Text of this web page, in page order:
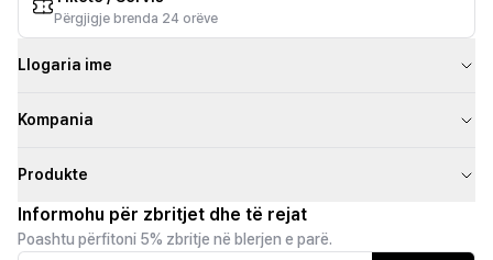
Përgjigje brenda 24 orëve
Llogaria ime
Kompania
Produkte
Informohu për zbritjet dhe të rejat
Poashtu përfitoni 5% zbritje në blerjen e parë.